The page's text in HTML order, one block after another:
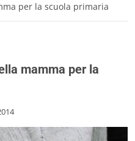
per la scuola primaria
mamma per la